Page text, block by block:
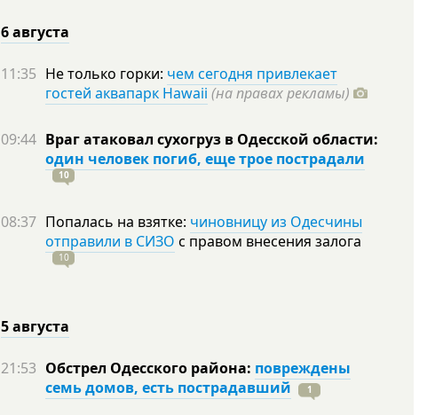
6 августа
11:35 Не только горки: чем сегодня привлекает
гостей аквапарк Hawaii (на правах рекламы)
09:44 Враг атаковал сухогруз в Одесской области:
один человек погиб, еще трое пострадали
10
08:37 Попалась на взятке: чиновницу из Одесчины
отправили в СИЗО с правом внесения залога
10
5 августа
21:53 Обстрел Одесского района: повреждены
семь домов, есть пострадавший
1